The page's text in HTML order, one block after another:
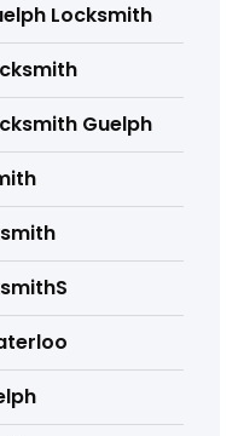
Locksmith
Guelph